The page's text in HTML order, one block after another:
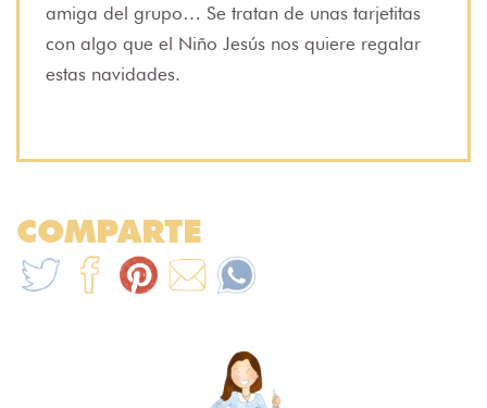
amiga del grupo… Se tratan de unas tarjetitas
con algo que el Niño Jesús nos quiere regalar
estas navidades.
COMPARTE